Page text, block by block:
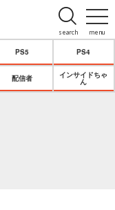
menu
search
PS5 PS4
配信者
インサイドちゃ
ん